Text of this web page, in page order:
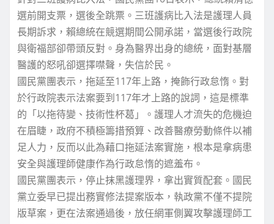
選前開支票，選後全跳票。三班護病比入法是護理人員
長期訴求，賴總統在競選期間公開承諾，當選後行政院
與衛福部卻帶頭反對。身為醫界出身的總統，面對基層
醫護的怒吼卻選擇噤聲，失信於民。
國民黨團表示，拖延至117年上路，掩飾行政怠惰。對
於行政院表示法案要到117年才上路的說詞，這是標準
的「以拖待變、技術性杯葛」。護理人才流失的危機迫
在眉睫，政府不積極籌措預算、改善醫療勞動條件以補
足人力，反而以此為藉口拖延法案實施，根本是拿病患
安全與護理師健康作為行政怠惰的遮羞布。
國民黨團表示，停止抹黑護理界，拿出實質配套。國民
黨立委早已提出務實修法提案版本，執政黨不僅不提院
版草案，更在法案通過後，放任網軍側翼攻擊護理師工